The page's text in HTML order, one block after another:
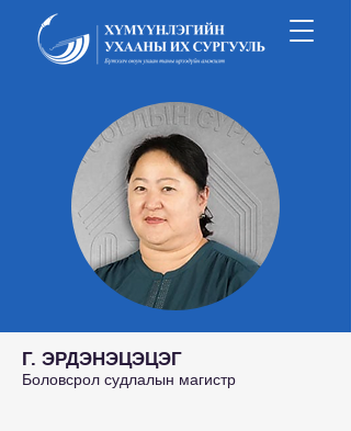
Г. ЭРДЭНЭЦЭЦЭГ
Боловсрол судлалын магистр